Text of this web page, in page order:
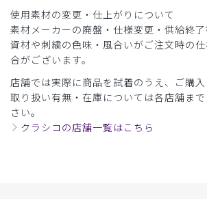
使用素材の変更・仕上がりについて
素材メーカーの廃盤・仕様変更・供給終了
資材や刺繍の色味・風合いがご注文時の
合がございます。
店舗では実際に商品を試着のうえ、ご購入
取り扱い有無・在庫については各店舗ま
さい。
クラシコの店舗一覧はこちら